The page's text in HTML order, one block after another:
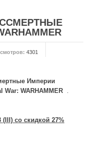
4301
Империи
War: WARHAMMER .
(III) со скидкой 27%